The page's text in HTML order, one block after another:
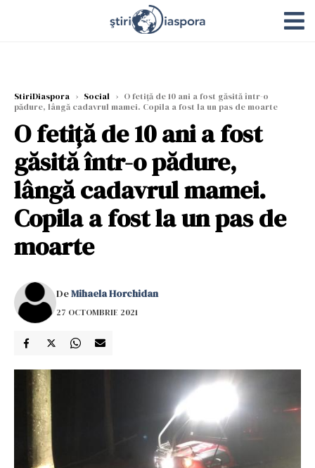
StiriDiaspora › Social › O fetiță de 10 ani a fost găsită într-o
pădure, lângă cadavrul mamei. Copila a fost la un pas de moarte
O fetiță de 10 ani a fost
găsită într-o pădure,
lângă cadavrul mamei.
Copila a fost la un pas de
moarte
DeMihaela Horchidan
27 OCTOMBRIE 2021